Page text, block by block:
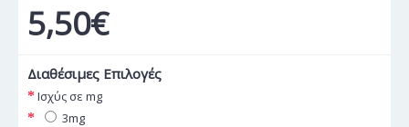
5,50€
Διαθέσιμες Επιλογές
Ισχύς σε mg
3mg